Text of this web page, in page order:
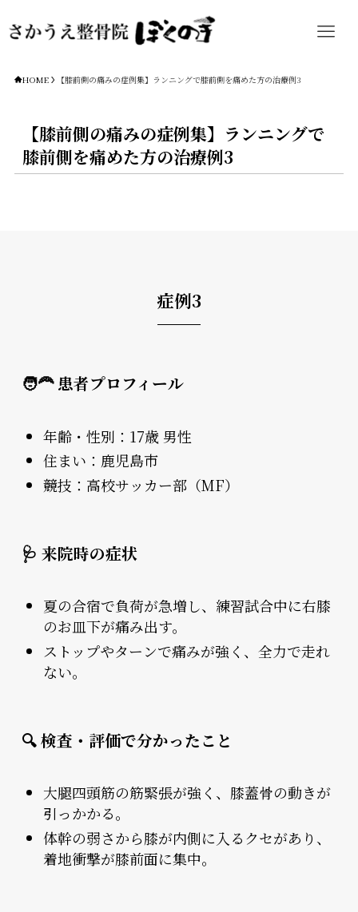
HOME 【膝前側の痛みの症例集】ランニングで膝前側を痛めた方の治療例3
【膝前側の痛みの症例集】ランニングで
膝前側を痛めた方の治療例3
症例3
🧑‍🦰 患者プロフィール
年齢・性別：17歳 男性
住まい：鹿児島市
競技：高校サッカー部（MF）
🩺 来院時の症状
夏の合宿で負荷が急増し、練習試合中に右膝
のお皿下が痛み出す。
ストップやターンで痛みが強く、全力で走れ
ない。
🔍 検査・評価で分かったこと
大腿四頭筋の筋緊張が強く、膝蓋骨の動きが
引っかかる。
体幹の弱さから膝が内側に入るクセがあり、
着地衝撃が膝前面に集中。